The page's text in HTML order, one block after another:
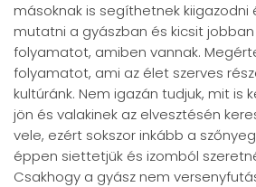
másoknak is segíthetnek kiigazodni
mutatni a gyászban és kicsit
folyamatot, amiben vannak.
folyamatot, ami az élet szerves
kultúránk. Nem igazán tudjuk, mit is
jön és valakinek az elvesztésén
vele, ezért sokszor inkább a
éppen siettetjük és izomból
Csakhogy a gyász nem